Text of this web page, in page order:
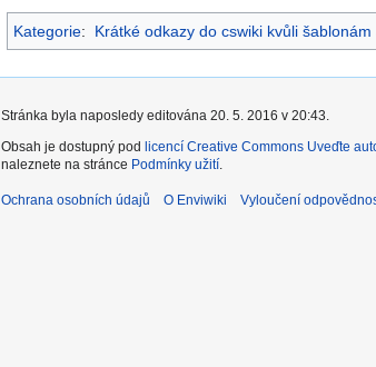
navigaci
vyhledávání
Kategorie: Krátké odkazy do cswiki kvůli šablonám
Stránka byla naposledy editována 20. 5. 2016 v 20:43.
Obsah je dostupný pod licencí Creative Commons Uveďte
naleznete na stránce Podmínky užití
Ochrana osobních údajů O Enviwiki Vyloučení